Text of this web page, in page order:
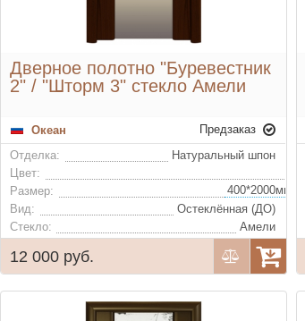
Дверное полотно "Буревестник
2" / "Шторм 3" стекло Амели
Океан
Предзаказ
Отделка:
Натуральный шпон
Цвет:
Размер:
Вид:
Остеклённая (ДО)
Стекло:
Амели
12 000 руб.